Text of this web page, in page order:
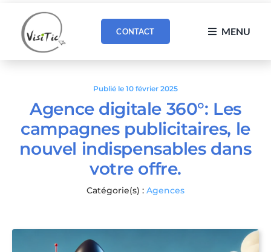
contenu
MENU
CONTACT
Publié le 10 février 2025
Agence digitale 360°: Les
campagnes publicitaires, le
nouvel indispensables dans
votre offre.
Catégorie(s) : Agences